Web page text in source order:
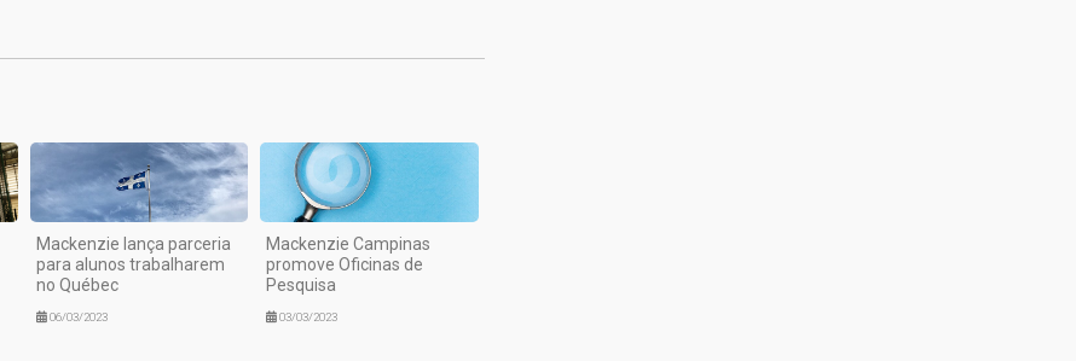
Mackenzie lança parceria
para alunos trabalharem
no Québec
06/03/2023
Mackenzie Campinas
promove Oficinas de
Pesquisa
03/03/2023